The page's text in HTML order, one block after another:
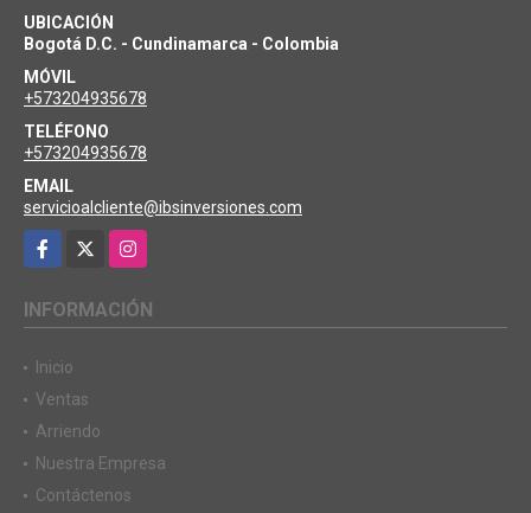
UBICACIÓN
Bogotá D.C. - Cundinamarca - Colombia
MÓVIL
+573204935678
TELÉFONO
+573204935678
EMAIL
servicioalcliente@ibsinversiones.com
Facebook
Instagram
INFORMACIÓN
Inicio
Ventas
Arriendo
Nuestra Empresa
Contáctenos